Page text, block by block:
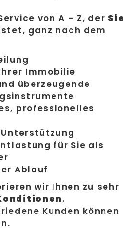
von A – Z, der
ganz nach dem
Immobilie
überzeugende
professionelles
für Sie als
Ablauf
wir Ihnen zu sehr
.
Kunden können